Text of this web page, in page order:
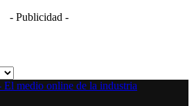
- Publicidad -